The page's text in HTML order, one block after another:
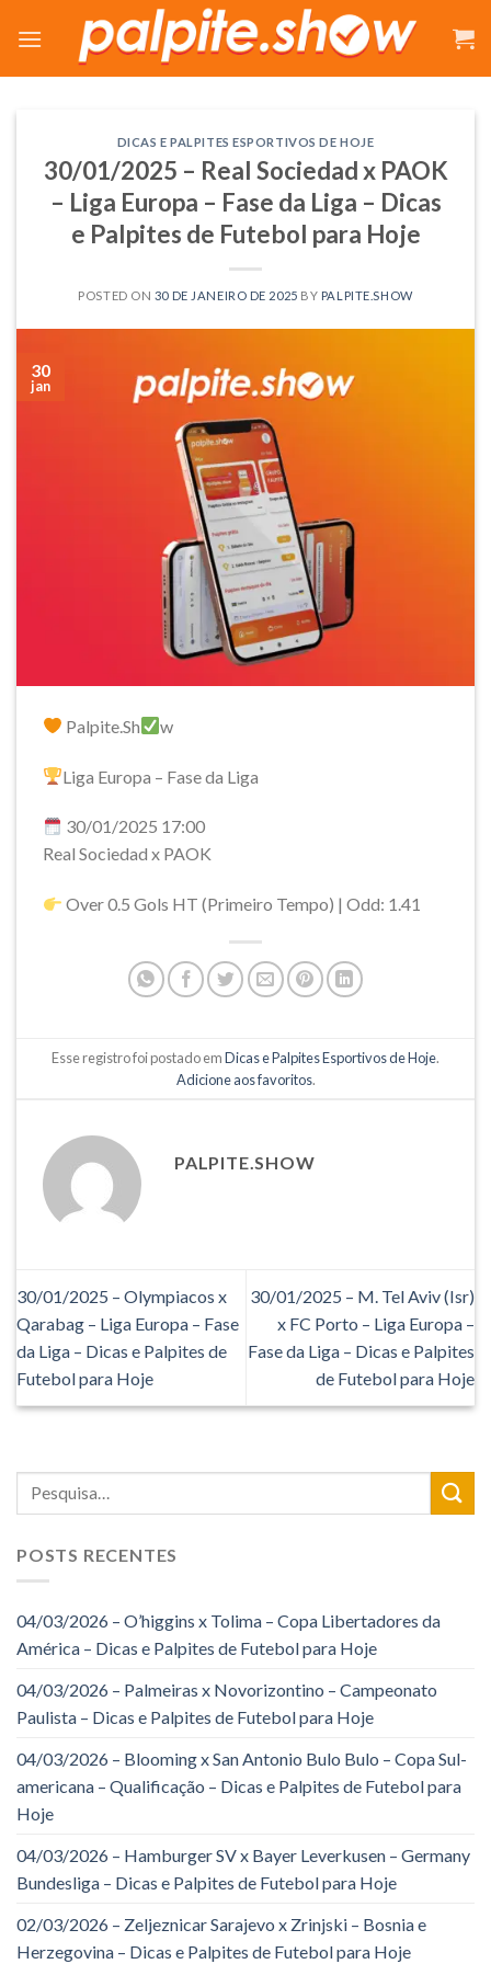
DICAS E PALPITES ESPORTIVOS DE HOJE
30/01/2025 – Real Sociedad x PAOK
– Liga Europa – Fase da Liga – Dicas
e Palpites de Futebol para Hoje
POSTED ON 30 DE JANEIRO DE 2025 BY PALPITE.SHOW
30
jan
Palpite.Sh w
Liga Europa – Fase da Liga
30/01/2025 17:00
Real Sociedad x PAOK
Over 0.5 Gols HT (Primeiro Tempo) | Odd: 1.41
Esse registro foi postado emDicas e Palpites Esportivos de Hoje.
Adicione aos favoritos.
PALPITE.SHOW
30/01/2025 – Olympiacos x
Qarabag – Liga Europa – Fase
da Liga – Dicas e Palpites de
Futebol para Hoje
30/01/2025 – M. Tel Aviv (Isr)
x FC Porto – Liga Europa –
Fase da Liga – Dicas e Palpites
de Futebol para Hoje
POSTS RECENTES
04/03/2026 – O’higgins x Tolima – Copa Libertadores da
América – Dicas e Palpites de Futebol para Hoje
04/03/2026 – Palmeiras x Novorizontino – Campeonato
Paulista – Dicas e Palpites de Futebol para Hoje
04/03/2026 – Blooming x San Antonio Bulo Bulo – Copa Sul-
americana – Qualificação – Dicas e Palpites de Futebol para
Hoje
04/03/2026 – Hamburger SV x Bayer Leverkusen – Germany
Bundesliga – Dicas e Palpites de Futebol para Hoje
02/03/2026 – Zeljeznicar Sarajevo x Zrinjski – Bosnia e
Herzegovina – Dicas e Palpites de Futebol para Hoje